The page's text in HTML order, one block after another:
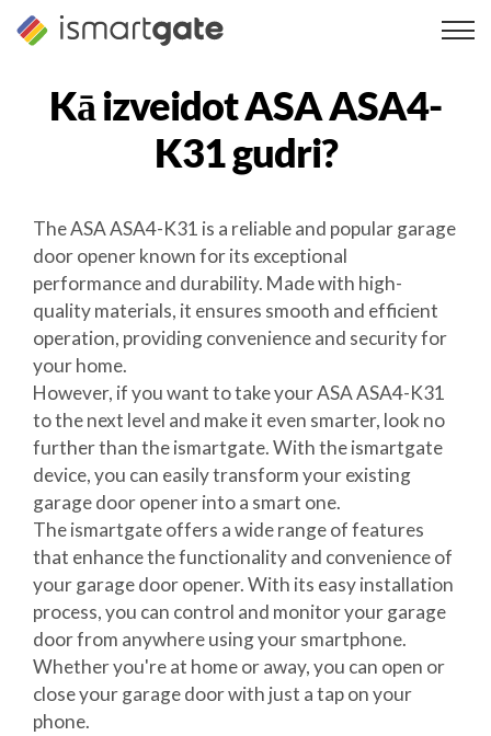
Pāriet
Kā izveidotASA ASA4-
K31gudri?
The ASA ASA4-K31 is a reliable and popular garage
door opener known for its exceptional
performance and durability. Made with high-
quality materials, it ensures smooth and efficient
operation, providing convenience and security for
your home.
However, if you want to take your ASA ASA4-K31
to the next level and make it even smarter, look no
further than the ismartgate. With the ismartgate
device, you can easily transform your existing
garage door opener into a smart one.
The ismartgate offers a wide range of features
that enhance the functionality and convenience of
your garage door opener. With its easy installation
process, you can control and monitor your garage
door from anywhere using your smartphone.
Whether you're at home or away, you can open or
close your garage door with just a tap on your
phone.